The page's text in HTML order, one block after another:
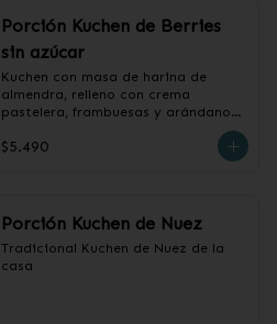
Porción Kuchen de Berries
sin azúcar
Kuchen con masa de harina de
almendra, relleno con crema
pastelera, frambuesas y arándanos,
$5.490
Porción Kuchen de Nuez
Tradicional Kuchen de Nuez de la
casa